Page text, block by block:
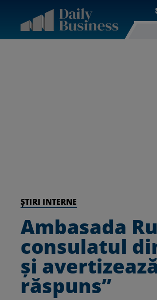
ȘTIRI INTERNE
Ambasada
consulatul
și
răspuns”